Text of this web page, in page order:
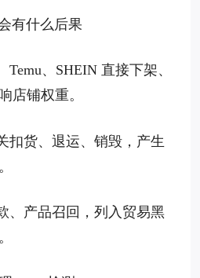
有什么后果
、SHEIN 直接下架、
店铺权重。
扣货、退运、销毁，产生
、产品召回，列入贸易黑